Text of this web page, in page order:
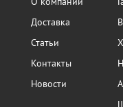
Доставка
Статьи
Контакты
Новости